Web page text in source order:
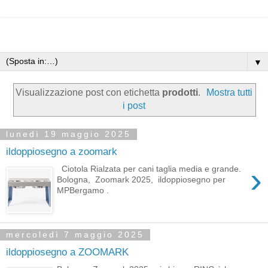
▼
Visualizzazione post con etichetta prodotti.
Mostra tutti
i post
lunedì 19 maggio 2025
ildoppiosegno a zoomark
›
Ciotola Rialzata per cani taglia media e grande.
Bologna, Zoomark 2025, ildoppiosegno per
MPBergamo .
mercoledì 7 maggio 2025
ildoppiosegno a ZOOMARK